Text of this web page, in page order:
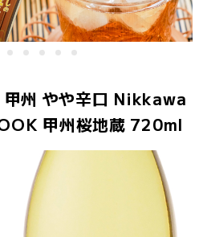
甲州 やや辛口 Nikkawa
甲州桜地蔵 720ml